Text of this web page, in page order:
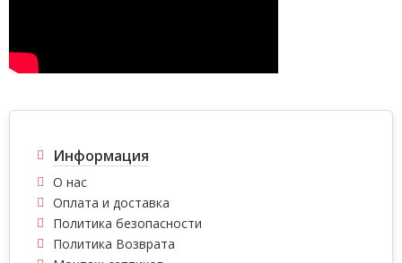
Информация
О нас
Оплата и доставка
Политика безопасности
Политика Возврата